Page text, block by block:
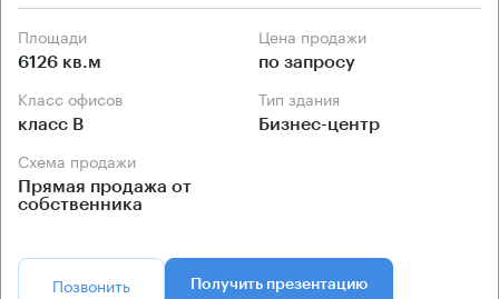
Площади
6126 кв.м
Цена продажи
по запросу
Класс офисов
класс B
Тип здания
Бизнес-центр
Схема продажи
Прямая продажа от
собственника
Позвонить Получить презентацию